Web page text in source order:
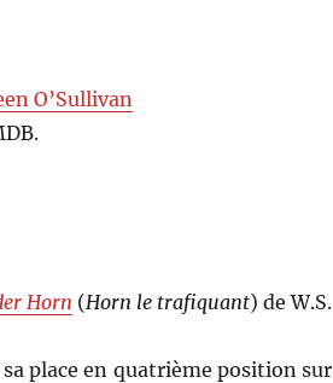
O’Sullivan
Horn (Horn le trafiquant) de W.S.
place en quatrième position sur